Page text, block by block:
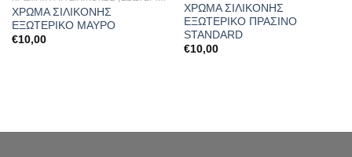
ΧΡΩΜΑ ΣΙΛΙΚΟΝΗΣ
ΕΞΩΤΕΡΙΚΟ ΜΑΥΡΟ
€10,00
ΧΡΩΜΑ ΣΙΛΙΚΟΝΗΣ
ΕΞΩΤΕΡΙΚΟ ΠΡΑΣΙΝΟ
STANDARD
€10,00